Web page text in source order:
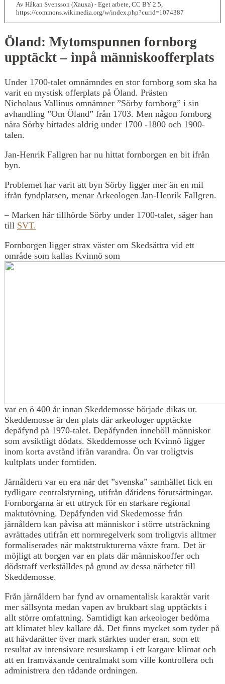
Av Håkan Svensson (Xauxa) - Eget arbete, CC BY 2.5,
https://commons.wikimedia.org/w/index.php?curid=1074387
Öland: Mytomspunnen fornborg
upptäckt – inpå människoofferplats
Under 1700-talet omnämndes en stor fornborg som ska ha
varit en mystisk offerplats på Öland. Prästen
Nicholaus Vallinus omnämner ”Sörby fornborg” i sin
avhandling ”Om Öland” från 1703. Men någon fornborg
nära Sörby hittades aldrig under 1700 -1800 och 1900-
talen.
Jan-Henrik Fallgren har nu hittat fornborgen en bit ifrån
byn.
Problemet har varit att byn Sörby ligger mer än en mil
ifrån fyndplatsen, menar Arkeologen Jan-Henrik Fallgren.
– Marken här tillhörde Sörby under 1700-talet, säger han
till SVT.
Fornborgen ligger strax väster om Skedsättra vid ett
område som kallas Kvinnö som
var en ö 400 år innan Skeddemosse började dikas ur.
Skeddemosse är den plats där arkeologer upptäckte
depåfynd på 1970-talet. Depåfynden innehöll människor
som avsiktligt dödats. Skeddemosse och Kvinnö ligger
inom korta avstånd ifrån varandra. Ön var troligtvis
kultplats under forntiden.
Järnåldern var en era när det ”svenska” samhället fick en
tydligare centralstyrning, utifrån dåtidens förutsättningar.
Fornborgarna är ett uttryck för en starkare regional
maktutövning. Depåfynden vid Skedemosse från
järnåldern kan påvisa att människor i större utsträckning
avrättades utifrån ett normregelverk som troligtvis alltmer
formaliserades när maktstrukturerna växte fram. Det är
möjligt att borgen var en plats där människooffer och
dödstraff verkställdes på grund av dessa närheter till
Skeddemosse.
Från järnåldern har fynd av ornamentalisk karaktär varit
mer sällsynta medan vapen av brukbart slag upptäckts i
allt större omfattning. Samtidigt kan arkeologer bedöma
att klimatet blev kallare då. Det finns mycket som tyder på
att hävdarätter över mark stärktes under eran, som ett
resultat av intensivare resurskamp i ett kargare klimat och
att en framväxande centralmakt som ville kontrollera och
administrera den rådande ordningen.